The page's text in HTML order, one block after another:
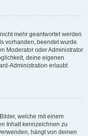
mehr geantwortet werden
vorhanden, beendet wurde.
Moderator oder Administrator
deine eigenen
Administration erlaubt
welche mit einem
Inhalt kennzeichnen zu
hängt von deinen